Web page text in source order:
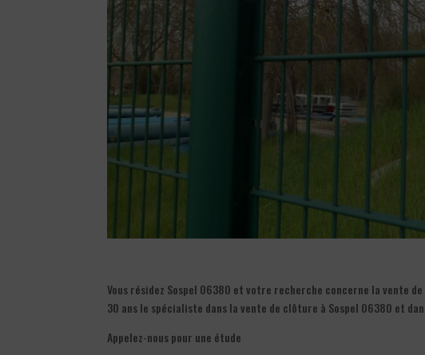
Vous résidez Sospel 06380 et votre recherche concerne la vente
30 ans le spécialiste dans la vente de clôture à Sospel 06380 et
Appelez-nous pour une étude